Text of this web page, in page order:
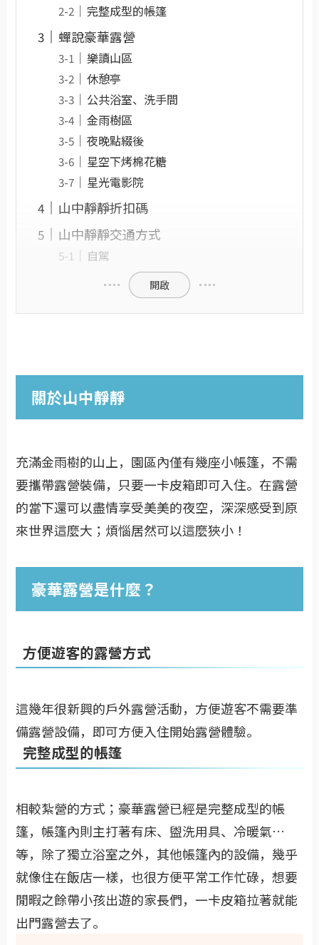
完整成型的帳篷
蟬說豪華露營
樂讀山區
休憩亭
公共浴室、洗手間
金雨樹區
夜晚點綴後
星空下烤棉花糖
星光電影院
山中靜靜折扣碼
山中靜靜交通方式
自駕
開啟
關於山中靜靜
充滿金雨樹的山上，園區內僅有幾座小帳篷，不需
要攜帶露營裝備，只要一卡皮箱即可入住。在露營
的當下還可以盡情享受美美的夜空，深深感受到原
來世界這麼大；煩惱居然可以這麼狹小！
豪華露營是什麼？
方便遊客的露營方式
這幾年很新興的戶外露營活動，方便遊客不需要準
備露營設備，即可方便入住開始露營體驗。
完整成型的帳篷
相較紮營的方式；豪華露營已經是完整成型的帳
篷，帳篷內則主打著有床、盥洗用具、冷暖氣…
等，除了獨立浴室之外，其他帳篷內的設備，幾乎
就像住在飯店一樣，也很方便平常工作忙碌，想要
閒暇之餘帶小孩出遊的家長們，一卡皮箱拉著就能
出門露營去了。